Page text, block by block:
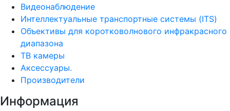
Видеонаблюдение
Интеллектуальные транспортные системы (ITS)
Объективы для коротковолнового инфракрасного
диапазона
ТВ камеры
Аксессуары.
Производители
Информация